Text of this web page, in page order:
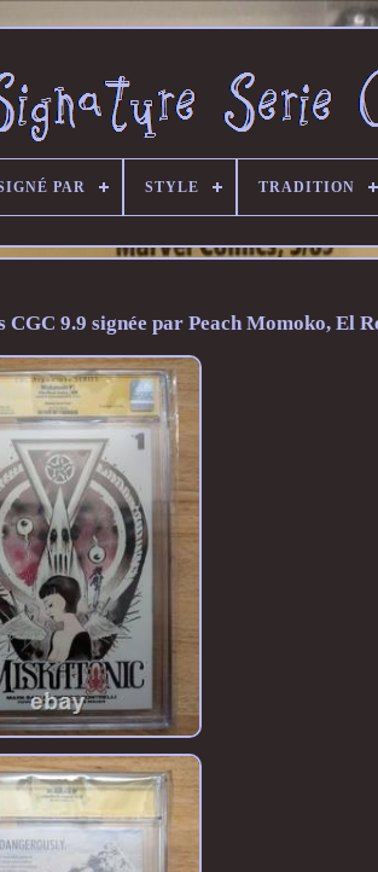
PAR STYLE TRADITION
9.9 signée par Peach Momoko, El